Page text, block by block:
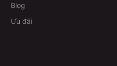
Blog
Ưu đãi